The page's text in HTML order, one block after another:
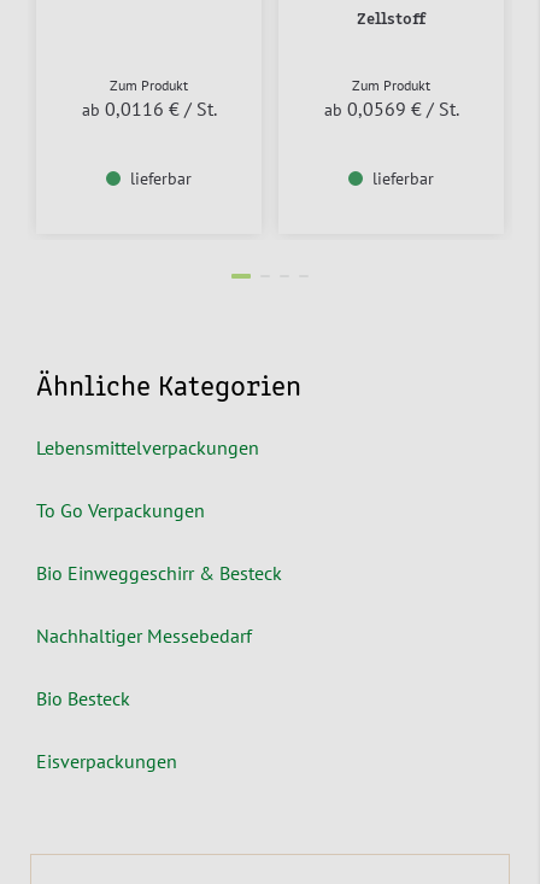
Zum Produkt
ab 0,0116 € / St.
lieferbar
Zellstoff
Zum Produkt
ab 0,0569 € / St.
lieferbar
Ähnliche Kategorien
Lebensmittelverpackungen
To Go Verpackungen
Bio Einweggeschirr & Besteck
Nachhaltiger Messebedarf
Bio Besteck
Eisverpackungen